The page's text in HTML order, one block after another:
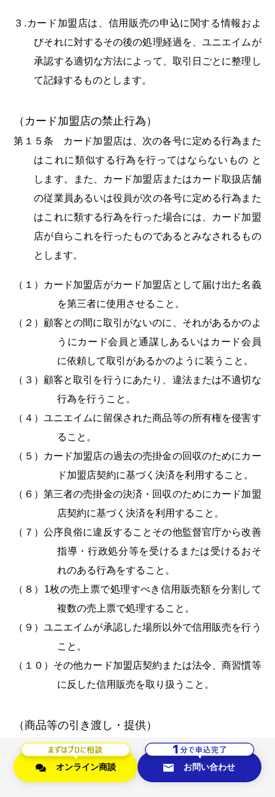
３.カード加盟店は、信用販売の申込に関する情報およ
びそれに対するその後の処理経過を、ユニエイムが
承認する適切な方法によって、取引日ごとに整理し
て記録するものとします。
（カード加盟店の禁止行為）
第１５条 カード加盟店は、次の各号に定める行為また
はこれに類似する行為を行ってはならないもの と
します。また、カード加盟店またはカード取扱店舗
の従業員あるいは役員が次の各号に定める行為また
はこれに類する行為を行った場合には、カード加盟
店が自らこれを行ったものであるとみなされるもの
とします。
（１）カード加盟店がカード加盟店として届け出た名義
を第三者に使用させること。
（２）顧客との間に取引がないのに、それがあるかのよ
うにカード会員と通謀しあるいはカード会員
に依頼して取引があるかのように装うこと。
（３）顧客と取引を行うにあたり、違法または不適切な
行為を行うこと。
（４）ユニエイムに留保された商品等の所有権を侵害す
ること。
（５）カード加盟店の過去の売掛金の回収のためにカー
ド加盟店契約に基づく決済を利用すること。
（６）第三者の売掛金の決済・回収のためにカード加盟
店契約に基づく決済を利用すること。
（７）公序良俗に違反することその他監督官庁から改善
指導・行政処分等を受けるまたは受けるおそ
れのある行為をすること。
（８）1枚の売上票で処理すべき信用販売額を分割して
複数の売上票で処理すること。
（９）ユニエイムが承認した場所以外で信用販売を行う
こと。
（１０）その他カード加盟店契約または法令、商習慣等
に反した信用販売を取り扱うこと。
（商品等の引き渡し・提供）
第１６条 カード加盟店は、信用販売を行った場合、カ
ード会員に対し、直ちに商品等を引き渡しまたは提
供するものとします。なお、信用販売を行った日に
オンライン商談 お問い合わせ